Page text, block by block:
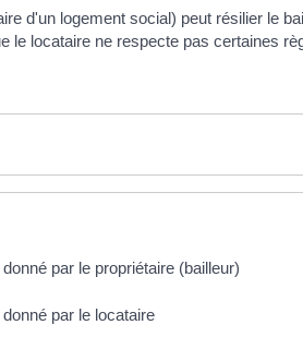
d'un logement social) peut résilier le
le locataire ne respecte pas certaines
par le propriétaire (bailleur)
par le locataire